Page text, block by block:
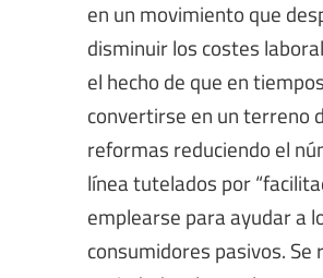
en un movimiento que
disminuir los costes
el hecho de que en
convertirse en un terreno
reformas reduciendo el
línea tutelados por
emplearse para ayudar a
consumidores pasivos.